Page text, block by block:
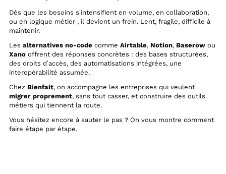
Dès que les besoins s’intensifient en volume, en collaboration,
ou en logique métier , il devient un frein. Lent, fragile, difficile à
maintenir.
Les alternatives no-code comme Airtable, Notion, Baserowou
Xanooffrent des réponses concrètes : des bases structurées,
des droits d’accès, des automatisations intégrées, une
interopérabilité assumée.
Chez Bienfait, on accompagne les entreprises qui veulent
migrer proprement, sans tout casser, et construire des outils
métiers qui tiennent la route.
Vous hésitez encore à sauter le pas ? On vous montre comment
faire étape par étape.